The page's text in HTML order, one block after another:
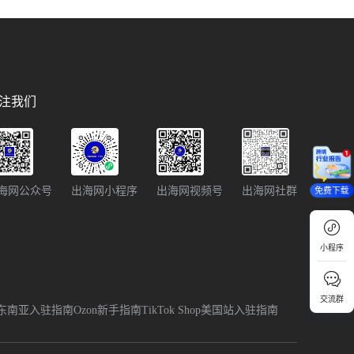
免费下载
小程序
交流群
我们
网公众号 出海网小程序 出海网视频号 出海网社群
南亚入驻指南Ozon新手指南TikTok Shop美国站入驻指南